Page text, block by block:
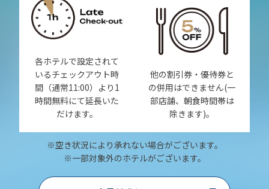
各ホテルで設定されて
いるチェックアウト時
間（通常11:00）より1
時間無料にて延長いた
だけます。
他の割引券・優待券と
の併用はできません(一
部店舗、朝食時間帯は
除きます)。
※空き状況により承れない場合がございます。
※一部対象外のホテルがございます。